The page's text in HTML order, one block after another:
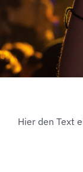
Hier den Text